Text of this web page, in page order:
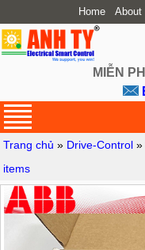
Home About
MIỄN
Trang chủ » Drive-Control
items